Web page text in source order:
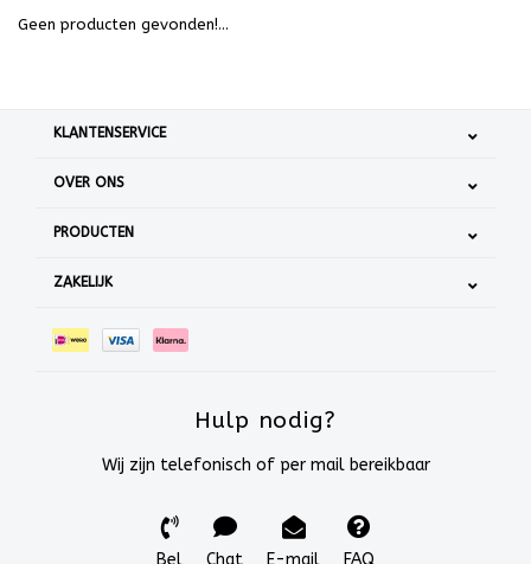
Geen producten gevonden!...
KLANTENSERVICE
OVER ONS
PRODUCTEN
ZAKELIJK
Hulp nodig?
Wij zijn telefonisch of per mail bereikbaar
Bel Chat E-mail FAQ